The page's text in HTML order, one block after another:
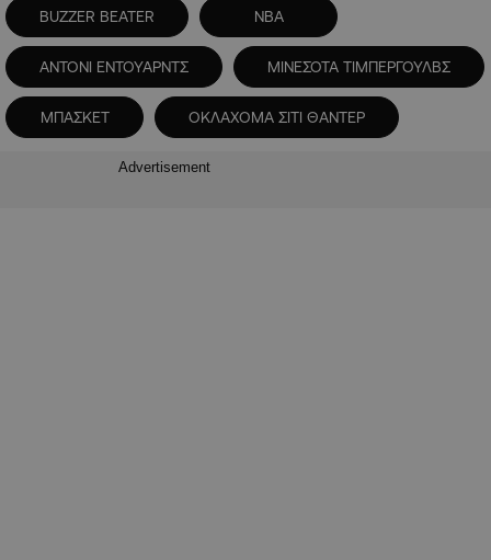
BUZZER BEATER NBA
ΑΝΤΟΝΙ ΕΝΤΟΥΑΡΝΤΣ ΜΙΝΕΣΟΤΑ ΤΙΜΠΕΡΓΟΥΛΒΣ
ΜΠΑΣΚΕΤ ΟΚΛΑΧΟΜΑ ΣΙΤΙ ΘΑΝΤΕΡ
Advertisement